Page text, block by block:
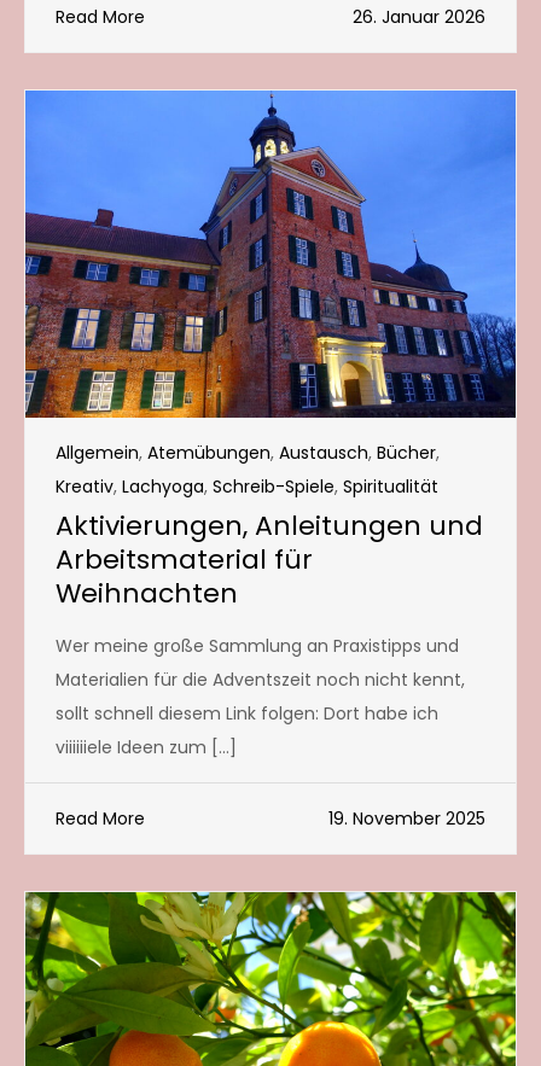
Read More 26. Januar 2026
Allgemein, Atemübungen, Austausch, Bücher,
Kreativ, Lachyoga, Schreib-Spiele, Spiritualität
Aktivierungen, Anleitungen und
Arbeitsmaterial für
Weihnachten
Wer meine große Sammlung an Praxistipps und
Materialien für die Adventszeit noch nicht kennt,
sollt schnell diesem Link folgen: Dort habe ich
viiiiiiele Ideen zum […]
Read More 19. November 2025